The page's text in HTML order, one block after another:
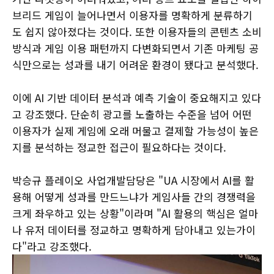
브리드 게임이 늘어나면서 이용자를 명확하게 분류하기
도 쉽지 않아졌다는 것이다. 또한 이용자들의 콘텐츠 소비
방식과 게임 이용 패턴까지 다변화되면서 기존 마케팅 공
식만으로는 성과를 내기 어려운 환경이 됐다고 분석했다.
이에 AI 기반 데이터 분석과 예측 기술이 중요해지고 있다
고 강조했다. 단순히 광고를 노출하는 수준을 넘어 어떤
이용자가 실제 게임에 오래 머물고 결제할 가능성이 높은
지를 분석하는 정교한 접근이 필요하다는 것이다.
박승규 플레이오 사업개발담당은 "UA 시장에서 AI를 활
용해 어떻게 성과를 만드느냐가 게임사들 간의 경쟁력을
크게 좌우하고 있는 상황"이라며 "AI 활용의 핵심은 얼마
나 유저 데이터를 정교하고 명확하게 담아내고 있는가이
다"라고 강조했다.